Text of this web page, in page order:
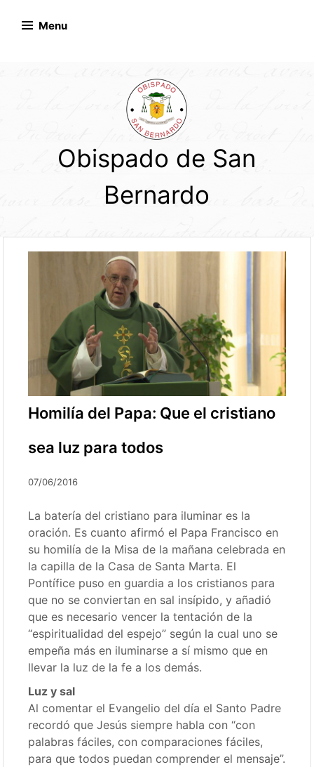
Menu
Obispado de San
Bernardo
Homilía del Papa: Que el cristiano
sea luz para todos
07/06/2016
La batería del cristiano para iluminar es la
oración. Es cuanto afirmó el Papa Francisco en
su homilía de la Misa de la mañana celebrada en
la capilla de la Casa de Santa Marta. El
Pontífice puso en guardia a los cristianos para
que no se conviertan en sal insípido, y añadió
que es necesario vencer la tentación de la
“espiritualidad del espejo” según la cual uno se
empeña más en iluminarse a sí mismo que en
llevar la luz de la fe a los demás.
Luz y sal
Al comentar el Evangelio del día el Santo Padre
recordó que Jesús siempre habla con “con
palabras fáciles, con comparaciones fáciles,
para que todos puedan comprender el mensaje”.